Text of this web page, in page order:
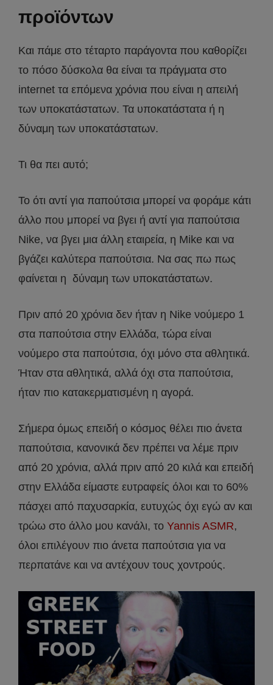
προϊόντων
Και πάμε στο τέταρτο παράγοντα που καθορίζει
το πόσο δύσκολα θα είναι τα πράγματα στο
internet τα επόμενα χρόνια που είναι η απειλή
των υποκατάστατων. Τα υποκατάστατα ή η
δύναμη των υποκατάστατων.
Τι θα πει αυτό;
Το ότι αντί για παπούτσια μπορεί να φοράμε κάτι
άλλο που μπορεί να βγει ή αντί για παπούτσια
Nike, να βγει μια άλλη εταιρεία, η Mike και να
βγάζει καλύτερα παπούτσια. Να σας πω πως
φαίνεται η δύναμη των υποκατάστατων.
Πριν από 20 χρόνια δεν ήταν η Nike νούμερο 1
στα παπούτσια στην Ελλάδα, τώρα είναι
νούμερο στα παπούτσια, όχι μόνο στα αθλητικά.
Ήταν στα αθλητικά, αλλά όχι στα παπούτσια,
ήταν πιο κατακερματισμένη η αγορά.
Σήμερα όμως επειδή ο κόσμος θέλει πιο άνετα
παπούτσια, κανονικά δεν πρέπει να λέμε πριν
από 20 χρόνια, αλλά πριν από 20 κιλά και επειδή
στην Ελλάδα είμαστε ευτραφείς όλοι και το 60%
πάσχει από παχυσαρκία, ευτυχώς όχι εγώ αν και
τρώω στο άλλο μου κανάλι, το Yannis ASMR,
όλοι επιλέγουν πιο άνετα παπούτσια για να
περπατάνε και να αντέχουν τους χοντρούς.